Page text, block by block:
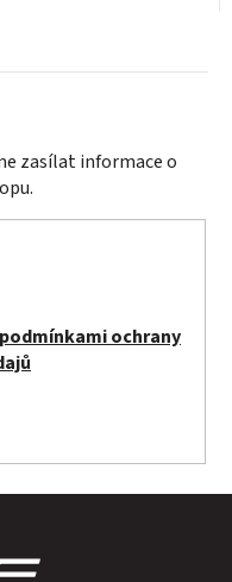
zasílat informace o
podmínkami ochrany